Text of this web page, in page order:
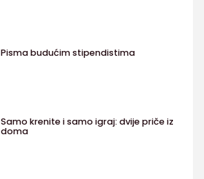
Pisma budućim stipendistima
Samo krenite i samo igraj: dvije priče iz
doma